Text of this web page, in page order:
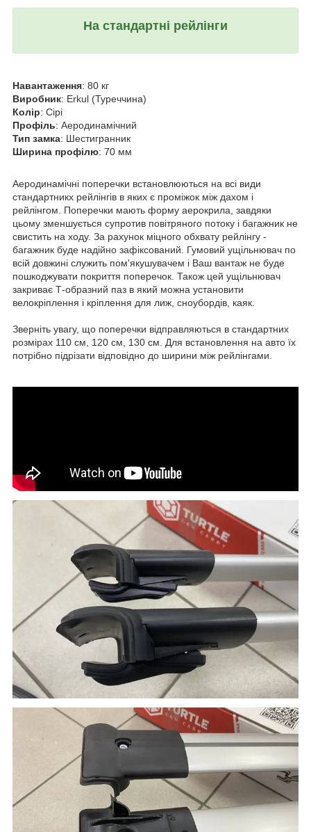
На стандартні рейлінги
Навантаження: 80 кг
Виробник: Erkul (Туреччина)
Колір: Сірі
Профіль: Аеродинамічний
Тип замка: Шестигранник
Ширина профілю: 70 мм
Аеродинамічні поперечки встановлюються на всі види
стандартникх рейлінгів в яких є проміжок між дахом і
рейлінгом. Поперечки мають форму аерокрила, завдяки
цьому зменшується супротив повітряного потоку і багажник не
свистить на ходу. За рахунок міцного обхвату рейлінгу -
багажник буде надійно зафіксований. Гумовий ущільнювач по
всій довжині служить пом'якушувачем і Ваш вантаж не буде
пошкоджувати покриття поперечок. Також цей ущільнювач
закриває Т-образний паз в який можна установити
велокріплення і кріплення для лиж, сноубордів, каяк.
Зверніть увагу, що поперечки відправляються в стандартних
розмірах 110 см, 120 см, 130 см. Для встановлення на авто їх
потрібно підрізати відповідно до ширини між рейлінгами.